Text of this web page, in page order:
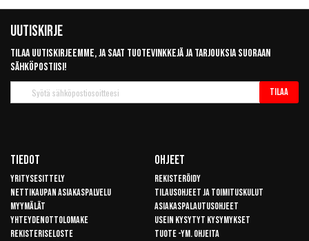
Uutiskirje
Tilaa uutiskirjeemme, ja saat tuotevinkkejä ja tarjouksia suoraan
sähköpostiisi!
uutiskirje
Tilaa
Tiedot
Yritysesittely
Nettikaupan asiakaspalvelu
Myymälät
Yhteydenottolomake
Rekisteriseloste
Ohjeet
Rekisteröidy
Tilausohjeet ja toimituskulut
Asiakaspalautusohjeet
Usein kysytyt kysymykset
Tuote -ym. ohjeita